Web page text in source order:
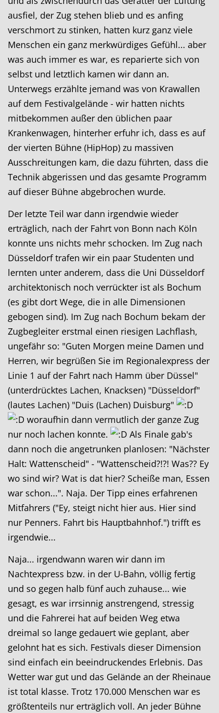
ausfiel, der Zug stehen blieb und es anfing
verschmort zu stinken, hatten kurz ganz viele
Menschen ein ganz merkwürdiges Gefühl... aber
was auch immer es war, es reparierte sich von
selbst und letztlich kamen wir dann an.
Unterwegs erzählte jemand was von Krawallen
auf dem Festivalgelände - wir hatten nichts
mitbekommen außer den üblichen paar
Krankenwagen, hinterher erfuhr ich, dass es auf
der vierten Bühne (HipHop) zu massiven
Ausschreitungen kam, die dazu führten, dass die
Technik abgerissen und das gesamte Programm
auf dieser Bühne abgebrochen wurde.
Der letzte Teil war dann irgendwie wieder
erträglich, nach der Fahrt von Bonn nach Köln
konnte uns nichts mehr schocken. Im Zug nach
Düsseldorf trafen wir ein paar Studenten und
lernten unter anderem, dass die Uni Düsseldorf
architektonisch noch verrückter ist als Bochum
(es gibt dort Wege, die in alle Dimensionen
gebogen sind). Im Zug nach Bochum bekam der
Zugbegleiter erstmal einen riesigen Lachflash,
ungefähr so: "Guten Morgen meine Damen und
Herren, wir begrüßen Sie im Regionalexpress der
Linie 1 auf der Fahrt nach Hamm über Düssel"
(unterdrücktes Lachen, Knacksen) "Düsseldorf"
(lautes Lachen) "Duis (Lachen) Duisburg"
woraufhin dann vermutlich der ganze Zug
nur noch lachen konnte.
Als Finale gab's
dann noch die angetrunken planlosen: "Nächster
Halt: Wattenscheid" - "Wattenscheid?!?! Was?? Ey
wo sind wir? Wat is dat hier? Scheiße man, Essen
war schon...". Naja. Der Tipp eines erfahrenen
Mitfahrers ("Ey, steigt nicht hier aus. Hier sind
nur Penners. Fahrt bis Hauptbahnhof.") trifft es
irgendwie...
Naja... irgendwann waren wir dann im
Nachtexpress bzw. in der U-Bahn, völlig fertig
und so gegen halb fünf auch zuhause... wie
gesagt, es war irrsinnig anstrengend, stressig
und die Fahrerei hat auf beiden Weg etwa
dreimal so lange gedauert wie geplant, aber
gelohnt hat es sich. Festivals dieser Dimension
sind einfach ein beeindruckendes Erlebnis. Das
Wetter war gut und das Gelände an der Rheinaue
ist total klasse. Trotz 170.000 Menschen war es
größtenteils nur erträglich voll. An jeder Bühne